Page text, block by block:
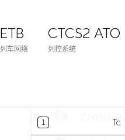
ETB
列车网络
CTCS2 ATO
列控系统
1 Tc